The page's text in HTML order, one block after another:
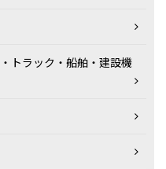
トラック・船舶・建設機